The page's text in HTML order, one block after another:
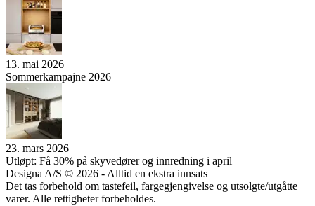
13. mai 2026
Sommerkampajne 2026
23. mars 2026
Utløpt: Få 30% på skyvedører og innredning i april
Designa A/S © 2026 - Alltid en ekstra innsats
Det tas forbehold om tastefeil, fargegjengivelse og utsolgte/utgåtte
varer. Alle rettigheter forbeholdes.